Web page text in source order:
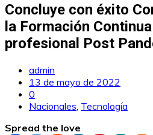
Concluye con éxito
la Formación
profesional Post
admin
13 de mayo de 2022
0
Nacionales Tecnología
Spread the love